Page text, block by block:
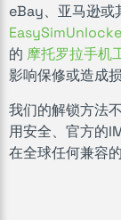
eBay、亚马逊或
的 摩托罗拉手机
影响保修或造成损
我们的解锁方法
用安全、官方的
在全球任何兼容